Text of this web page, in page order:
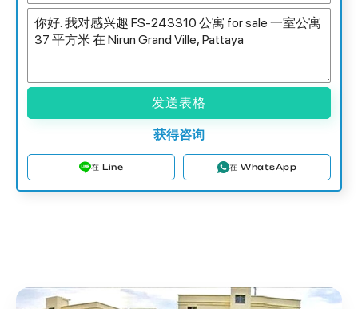
发送表格
获得咨询
在 Line 在 WhatsApp